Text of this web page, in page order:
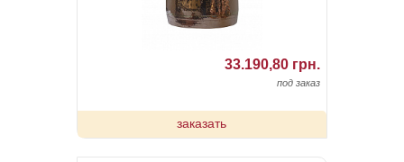
33.190,80 грн.
под заказ
заказать